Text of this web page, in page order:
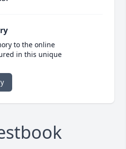
to the online
in this unique